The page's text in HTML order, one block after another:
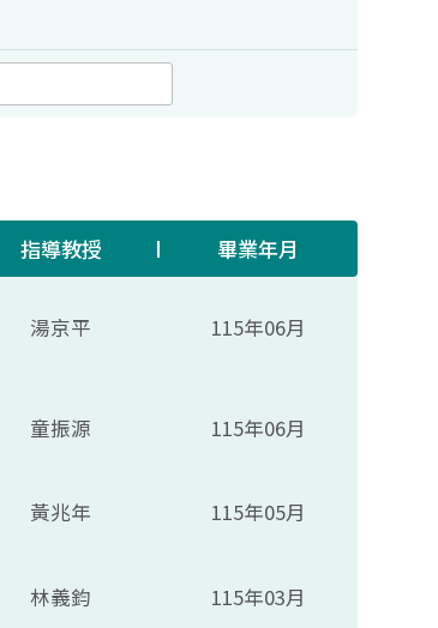
指導教授 畢業年月
湯京平 115年06月
童振源 115年06月
黃兆年 115年05月
林義鈞 115年03月